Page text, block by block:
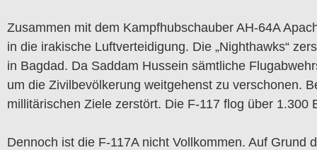
Zusammen mit dem Kampfhubschauber AH-64A
in die irakische Luftverteidigung. Die „Nighthawks“
in Bagdad. Da Saddam Hussein sämtliche
um die Zivilbevölkerung weitgehenst zu verschonen.
millitärischen Ziele zerstört. Die F-117 flog über
Dennoch ist die F-117A nicht Vollkommen. Auf